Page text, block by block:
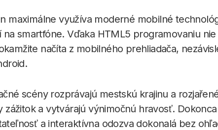
maximálne využíva moderné mobilné
smartfóne. Vďaka HTML5 programovaniu nie
načíta z mobilného prehliadača,
scény rozprávajú mestskú krajinu a
zážitok a vytvárajú výnimočnú hravosť.
a interaktívna odozva dokonalá bez